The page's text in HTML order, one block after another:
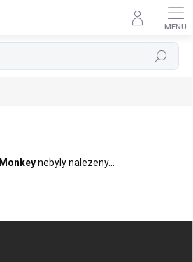
Hledat
Monkeynebyly nalezeny...